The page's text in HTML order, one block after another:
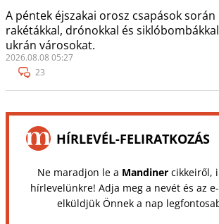
A péntek éjszakai orosz csapások
rakétákkal, drónokkal és
ukrán városokat.
2026.08.08 05:27
23
HÍRLEVÉL-FELIRATKOZÁS
Ne maradjon le a Mandinercikkeiről,
hírlevelünkre! Adja meg a nevét és az
elküldjük Önnek a nap